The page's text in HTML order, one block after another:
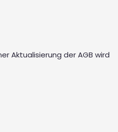
Aktualisierung der AGB wird